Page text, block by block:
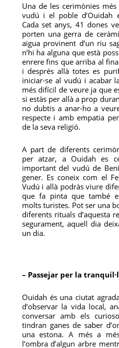
Una de les cerimònies
vudú i el poble d’Ouidah
Cada set anys, 41 dones
porten una gerra de
aigua provinent d’un riu
n’hi ha alguna que està
enrere fins que arriba al
i després allà totes es
iniciar-se al vudú i acabar
més difícil de veure ja que
si estàs per allà a prop
no dubtis a anar-ho a
respecte i amb empatia
de la seva religió.
A part de diferents
per atzar, a Ouidah es
important del vudú de
gener. Es coneix com el
Vudú i allà podràs viure
que fa pinta que també
molts turistes. Pot ser una
diferents rituals d’aquesta
segurament, aquell dia
un dia.
– Passejar per la
Ouidah és una ciutat
d’observar la vida local,
conversar amb els
tindran ganes de saber
una estona. A més a
l’ombra d’algun arbre